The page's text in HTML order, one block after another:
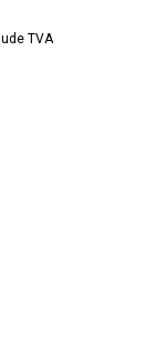
TVA